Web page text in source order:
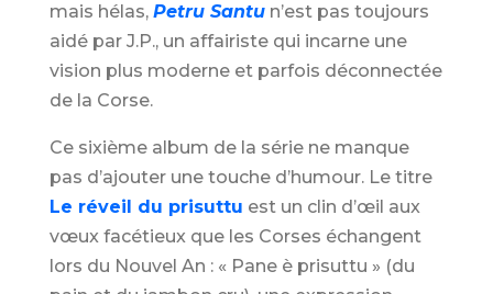
mais hélas, Petru Santun’est pas toujours
aidé par J.P., un affairiste qui incarne une
vision plus moderne et parfois déconnectée
de la Corse.
Ce sixième album de la série ne manque
pas d’ajouter une touche d’humour. Le titre
Le réveil du prisuttu est un clin d’œil aux
vœux facétieux que les Corses échangent
lors du Nouvel An : « Pane è prisuttu » (du